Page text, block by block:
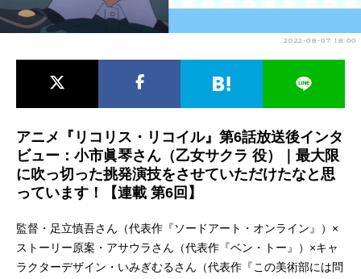
春アニメ 夏アニメ
男性声優/女性声優一覧
2022-08-07 18:00
アニメ『リコリス・リコイル』第6話放送後インタ
ビュー：小市眞琴さん（乙女サクラ 役）｜最大限
に吹っ切った挑発演技をさせていただけたなと思
っています！【連載 第6回】
監督・足立慎吾さん（代表作『ソードアート・オンライン』）×
ストーリー原案・アサウラさん（代表作『ベン・トー』）×キャ
ラクターデザイン・いみぎむるさん（代表作『この美術部には問